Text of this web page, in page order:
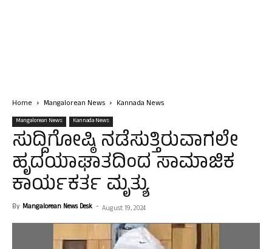
Home Mangalorean News Kannada News
Mangalorean News Kannada News
ಸುದ್ದಿಗೋಷ್ಠಿ ನಡೆಸುತ್ತಿರುವಾಗಲೇ
ಹೃದಯಾಘಾತದಿಂದ ಸಾಮಾಜಿಕ
ಕಾರ್ಯಕರ್ತ ಮೃತ್ಯು
By Mangalorean News Desk - August 19, 2024